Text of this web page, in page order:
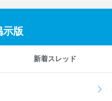
示版
新着スレッド